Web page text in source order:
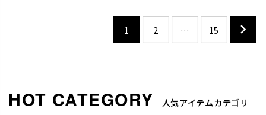
1 2 … 15
人気アイテムカテゴリ